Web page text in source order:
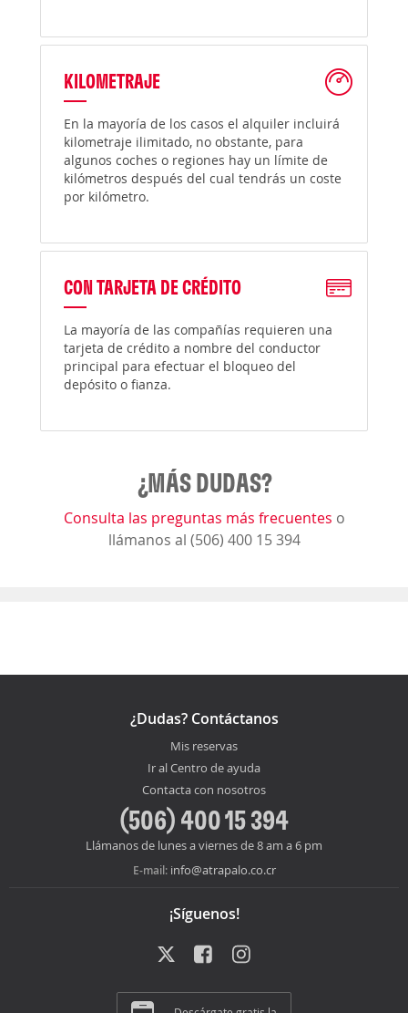
KILOMETRAJE
En la mayoría de los casos el alquiler incluirá
kilometraje ilimitado, no obstante, para
algunos coches o regiones hay un límite de
kilómetros después del cual tendrás un coste
por kilómetro.
CON TARJETA DE CRÉDITO
La mayoría de las compañías requieren una
tarjeta de crédito a nombre del conductor
principal para efectuar el bloqueo del
depósito o fianza.
¿MÁS DUDAS?
Consulta las preguntas más frecuentes o
llámanos al (506) 400 15 394
¿Dudas? Contáctanos
Mis reservas
Ir al Centro de ayuda
Contacta con nosotros
(506) 400 15 394
Llámanos de lunes a viernes de 8 am a 6 pm
E-mail: info@atrapalo.co.cr
¡Síguenos!